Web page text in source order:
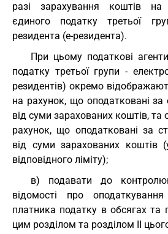
разі зарахування коштів на
єдиного податку третьої
резидента (е-резидента).
При цьому податкові
податку третьої групи -
резидентів) окремо
на рахунок, що оподатковані за
від суми зарахованих коштів, та
рахунок, що оподатковані за
від суми зарахованих коштів
відповідного ліміту);
в) подавати до
відомості про
платника податку в обсягах та
цим розділом та розділом II